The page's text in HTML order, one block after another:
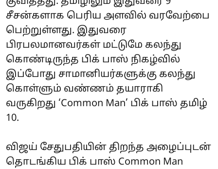
சீசன்களாக பெரிய அளவில் வரவேற்பை
பெற்றுள்ளது. இதுவரை
பிரபலமானவர்கள் மட்டுமே கலந்து
கொண்டிருந்த பிக் பாஸ் நிகழ்வில்
இப்போது சாமானியர்களுக்கு கலந்து
கொள்ளும் வண்ணம் தயாராகி
வருகிறது ‘Common Man’ பிக் பாஸ் தமிழ்
10.
விஜய் சேதுபதியின் திறந்த அழைப்புடன்
தொடங்கிய பிக் பாஸ் Common Man